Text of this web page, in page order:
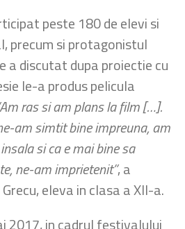
peste 180 de elevi si
precum si protagonistul
a discutat dupa proiectie cu
le-a produs pelicula
ras si am plans la film […].
am simtit bine impreuna, am
si ca e mai bine sa
ne-am imprietenit”, a
eleva in clasa a XII-a.
2017, in cadrul festivalului